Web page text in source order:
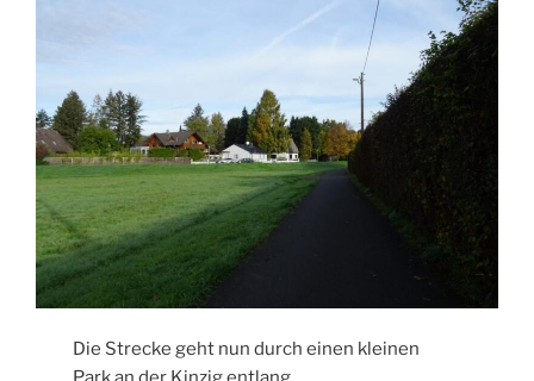
Die Strecke geht nun durch einen kleinen